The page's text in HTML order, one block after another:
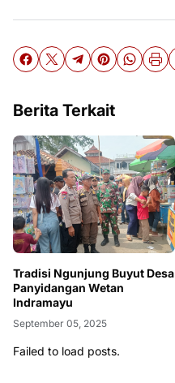
Berita Terkait
Tradisi Ngunjung Buyut Desa
Panyidangan Wetan
Indramayu
September 05, 2025
Failed to load posts.